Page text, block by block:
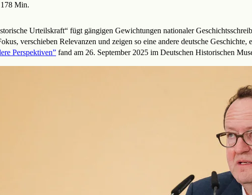
178 Min.
Urteilskraft“ fügt gängigen Gewichtungen nationaler
verschieben Relevanzen und zeigen so eine andere deutsche
Perspektiven” fand am 26. September 2025 im Deutschen Historischen